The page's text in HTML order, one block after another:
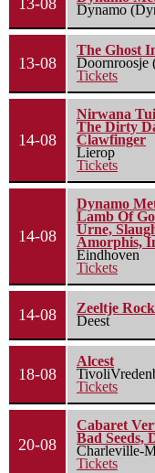
13-08
Dynamo
13-08
The Ghost
Doornroosje
Tickets
14-08
Nirwana
The Dirty
Clawfinger
Lierop
Tickets
14-08
Dynamo
Lamb Of
Urne,
Amorphis,
Eindhoven
Tickets
14-08
Zeeltje
Deest
18-08
Alcest
Tickets
20-08
Cabaret
Bad Seeds,
Charleville-
Tickets